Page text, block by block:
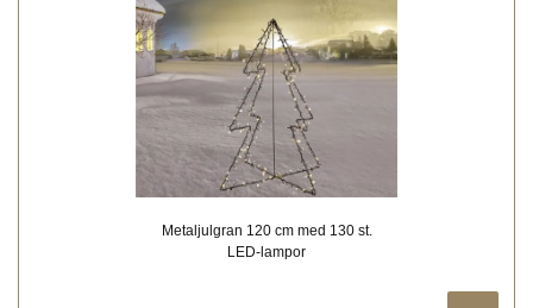
Metaljulgran 120 cm med 130 st.
LED-lampor